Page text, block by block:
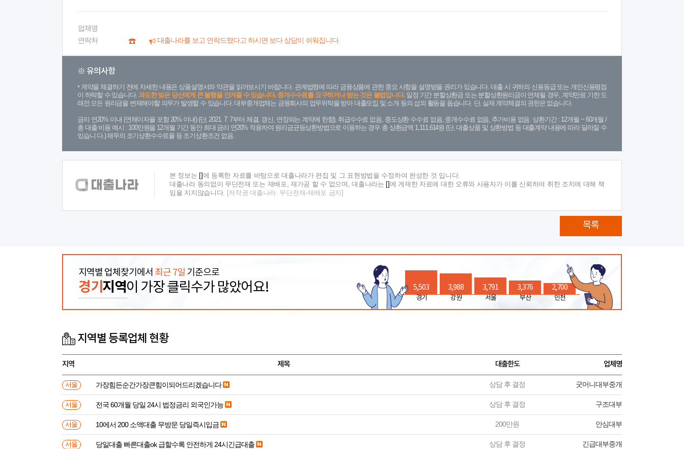
업체명
연락처
대출나라를 보고 연락드렸다고 하시면 보다 상담이 쉬워집니다.
※ 유의사항
계약을 체결하기 전에 자세한 내용은 상품설명서와 약관을 읽어보시기 바랍니다. 관계법령에 따라 금융상품에 관한 중요 사항을 설명받을 권리가 있습니다. 대출 시 귀하의 신용등급 또는 개인신용평점
이 하락할 수 있습니다.과도한 빚은 당신에게 큰 불행을 안겨줄 수 있습니다. 중개수수료를 요구하거나 받는 것은 불법입니다.일정 기간 분할상환금 또는 분할상환원리금이 연체될 경우, 계약만료 기한 도
래전 모든 원리금을 변제해야할 의무가 발생할 수 있습니다. 대부중개업체는 금융회사의 업무위탁을 받아 대출모집 및 소개 등의 섭외 활동을 돕습니다. 단, 실제 계약체결의 권한은 없습니다.
금리 연20% 이내 (연체이자율 포함 20% 이내) (단, 2021. 7. 7부터 체결, 갱신, 연장되는 계약에 한함), 취급수수료 없음, 중도상환 수수료 없음, 중개수수료 없음, 추가비용 없음. 상환기간 : 12개월 ~ 60개월 /
총 대출 비용 예시 : 100만원을 12개월 기간 동안 최대 금리 연20% 적용하여 원리금균등상환방법으로 이용하는 경우 총 상환금액 1,111,614원 (단, 대출상품 및 상환방법 등 대출계약 내용에 따라 달라질 수
있습니 다.) 채무의 조기상환수수료율 등 조기상환조건 없음.
본 정보는
에 등록한 자료를 바탕으로 대출나라가 편집 및 그 표현방법을 수정하여 완성한 것 입니다.
대출나라 동의없이 무단전재 또는 재배포, 재가공 할 수 없으며, 대출나라는
에 게재한 자료에 대한 오류와 사용자가 이를 신뢰하여 취한 조치에 대해 책
임을 지지않습니다.
[저작권 대출나라. 무단전재-재배포 금지]
목록
지역별 업체찾기에서 최근 7일 기준으로
경기 지역이 가장 클릭수가 많았어요! 5,503
경기
3,988
강원
3,791
서울
3,376
부산
2,700
인천
지역별 등록업체 현황
지역 제목 대출한도 업체명
서울 가장힘든순간가장큰힘이되어드리겠습니다 상담 후 결정 굿머니대부중개
서울 전국 60개월 당일 24시 법정금리 외국인가능 상담 후 결정 구조대부
서울 10에서 200 소액대출 무방문 당일즉시입금 200만원 안심대부
서울 당일대출 빠른대출ok 급할수록 안전하게 24시긴급대출 상담 후 결정 긴급대부중개